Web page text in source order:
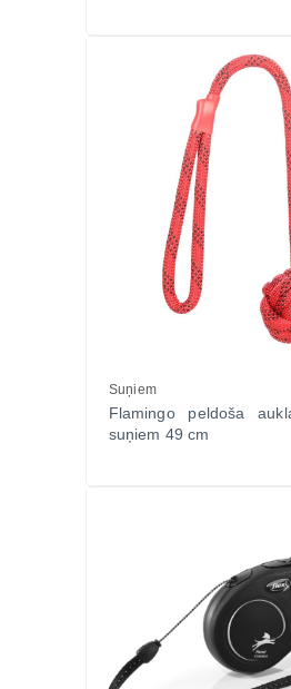
Suņiem
Flamingo peldoša
suņiem 49 cm